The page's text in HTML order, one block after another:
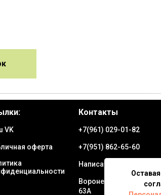
VK
оферта
Контакты
+7(961) 029-01-82
+7(951) 862-65-60
Написать в WhatsApp
Воронеж ул. Минская
63А